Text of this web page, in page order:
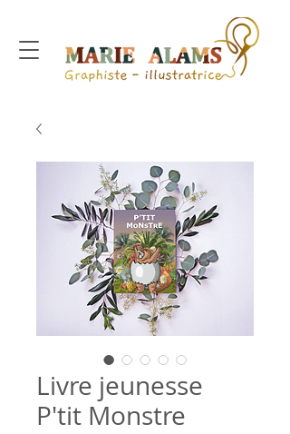
Livre jeunesse
P'tit Monstre